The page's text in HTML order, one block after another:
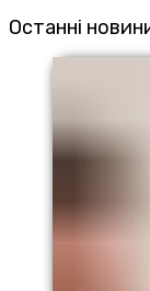
Останні